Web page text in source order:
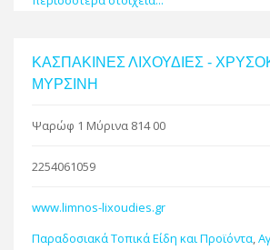
ΚΑΣΠΑΚΙΝΕΣ ΛΙΧΟΥΔΙΕΣ -
ΜΥΡΣΙΝΗ
Ψαρώφ 1 Μύρινα 814 00
2254061059
www.limnos-lixoudies.gr
Παραδοσιακά Τοπικά Είδη και Προϊόντα,